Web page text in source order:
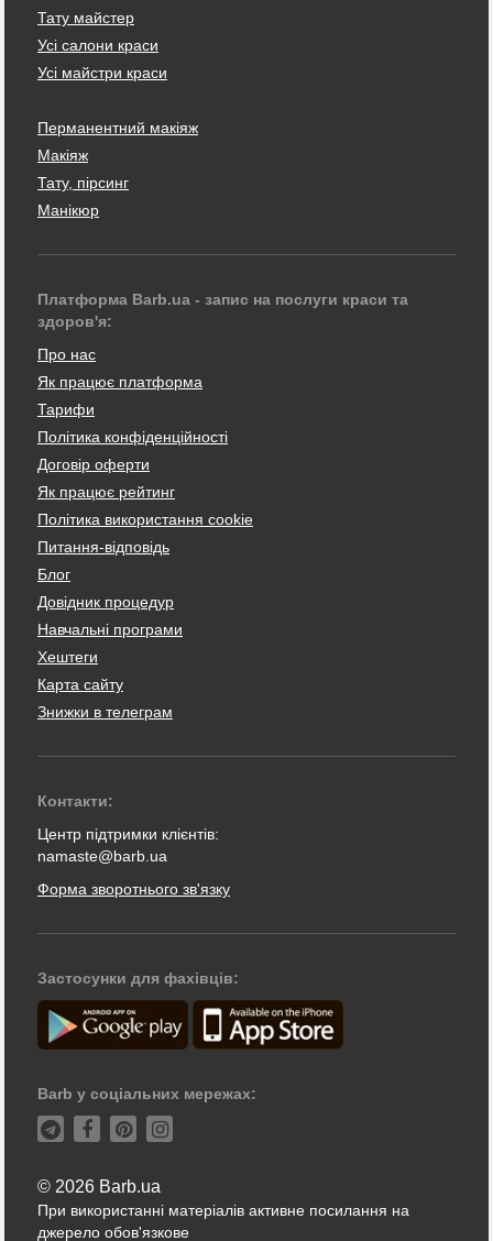
Тату майстер
Усі салони краси
Усі майстри краси
Перманентний макіяж
Макіяж
Тату, пірсинг
Манікюр
Платформа Barb.ua - запис на послуги краси та
здоров'я:
Про нас
Як працює платформа
Тарифи
Політика конфіденційності
Договір оферти
Як працює рейтинг
Політика використання cookie
Питання-відповідь
Блог
Довідник процедур
Навчальні програми
Хештеги
Карта сайту
Знижки в телеграм
Контакти:
Центр підтримки клієнтів:
namaste@barb.ua
Форма зворотнього зв'язку
Застосунки для фахівців:
Barb у соціальних мережах:
© 2026 Barb.ua
При використанні матеріалів активне посилання на
джерело обов'язкове